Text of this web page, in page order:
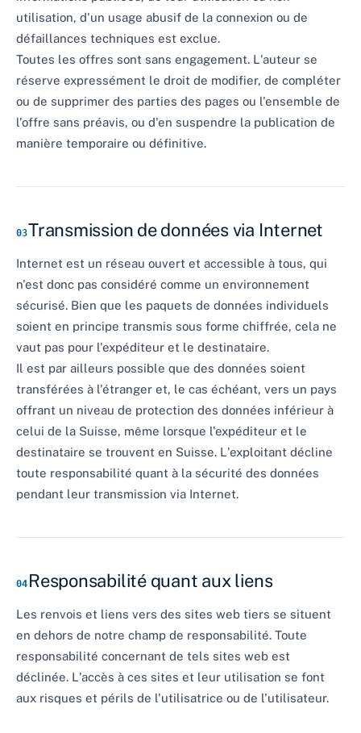
utilisation, d'un usage abusif de la connexion ou de
défaillances techniques est exclue.
Toutes les offres sont sans engagement. L'auteur se
réserve expressément le droit de modifier, de compléter
ou de supprimer des parties des pages ou l'ensemble de
l'offre sans préavis, ou d'en suspendre la publication de
manière temporaire ou définitive.
03Transmission de données via Internet
Internet est un réseau ouvert et accessible à tous, qui
n'est donc pas considéré comme un environnement
sécurisé. Bien que les paquets de données individuels
soient en principe transmis sous forme chiffrée, cela ne
vaut pas pour l'expéditeur et le destinataire.
Il est par ailleurs possible que des données soient
transférées à l'étranger et, le cas échéant, vers un pays
offrant un niveau de protection des données inférieur à
celui de la Suisse, même lorsque l'expéditeur et le
destinataire se trouvent en Suisse. L'exploitant décline
toute responsabilité quant à la sécurité des données
pendant leur transmission via Internet.
04 Responsabilité quant aux liens
Les renvois et liens vers des sites web tiers se situent
en dehors de notre champ de responsabilité. Toute
responsabilité concernant de tels sites web est
déclinée. L'accès à ces sites et leur utilisation se font
aux risques et périls de l'utilisatrice ou de l'utilisateur.